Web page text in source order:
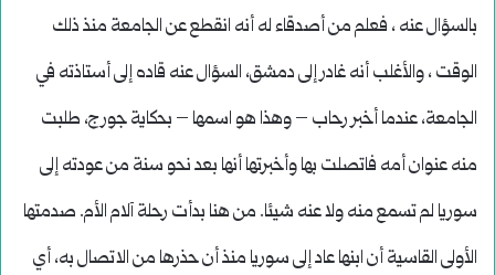
بالسؤال عنه ، فعلم من أصدقاء له أنه انقطع عن الجامعة منذ ذلك
الوقت ، والأغلب أنه غادر إلى دمشق، السؤال عنه قاده إلى أستاذته في
الجامعة، عندما أخبر رحاب – وهذا هو اسمها – بحكاية جورج، طلبت
منه عنوان أمه فاتصلت بها وأخبرتها أنها بعد نحو سنة من عودته إلى
سوريا لم تسمع منه ولا عنه شيئا. من هنا بدأت رحلة آلام الأم. صدمتها
الأولى القاسية أن ابنها عاد إلى سوريا منذ أن حذرها من الاتصال به، أي